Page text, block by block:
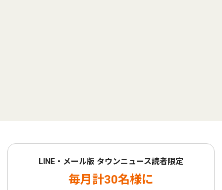
LINE・メール版 タウンニュース読者限定
毎月計30名様に